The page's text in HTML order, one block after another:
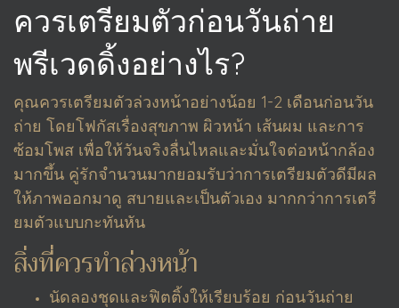
ควรเตรียมตัวก่อนวันถ่าย
พรีเวดดิ้งอย่างไร?
คุณควรเตรียมตัวล่วงหน้าอย่างน้อย 1-2 เดือนก่อนวัน
ถ่าย โดยโฟกัสเรื่องสุขภาพ ผิวหน้า เส้นผม และการ
ซ้อมโพส เพื่อให้วันจริงลื่นไหลและมั่นใจต่อหน้ากล้อง
มากขึ้น คู่รักจำนวนมากยอมรับว่าการเตรียมตัวดีมีผล
ให้ภาพออกมาดู สบายและเป็นตัวเอง มากกว่าการเตรี
ยมตัวแบบกะทันหัน
สิ่งที่ควรทำล่วงหน้า
นัดลองชุดและฟิตติ้งให้เรียบร้อย ก่อนวันถ่าย